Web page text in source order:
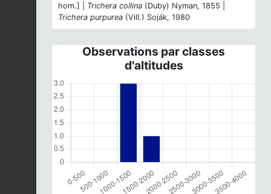
hom.] | Trichera collina (Duby) Nyman, 1855 |
Trichera purpurea (Vill.) Soják, 1980
Observations par classes
d'altitudes